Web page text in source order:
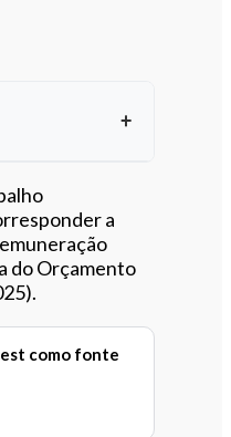
a
do Orçamento
como fonte